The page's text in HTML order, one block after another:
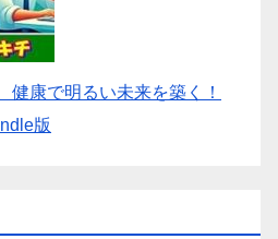
健康で明るい未来を築く！
版